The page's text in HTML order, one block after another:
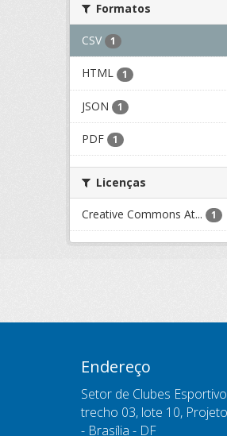
Formatos
CSV 1
HTML 1
JSON 1
PDF 1
Licenças
Creative Commons At... 1
Endereço
Setor de Clubes
trecho 03, lote 10,
- Brasília - DF